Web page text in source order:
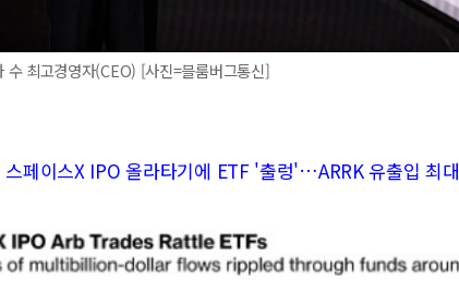
수 최고경영자(CEO) [사진=블룸버그통신]
페이스X IPO 올라타기에 ETF '출렁'…ARRK 유출입 최대